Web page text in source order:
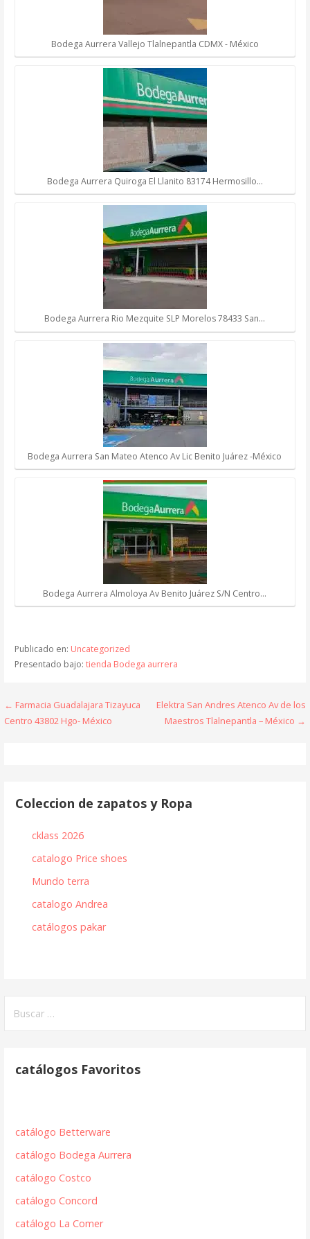
Bodega Aurrera Vallejo Tlalnepantla CDMX - México
Bodega Aurrera Quiroga El Llanito 83174 Hermosillo…
Bodega Aurrera Rio Mezquite SLP Morelos 78433 San…
Bodega Aurrera San Mateo Atenco Av Lic Benito Juárez -México
Bodega Aurrera Almoloya Av Benito Juárez S/N Centro…
Publicado en: Uncategorized
Presentado bajo: tienda Bodega aurrera
Navegación
← Farmacia Guadalajara Tizayuca
Centro 43802 Hgo- México
Elektra San Andres Atenco Av de los
Maestros Tlalnepantla – México →
Coleccion de zapatos y Ropa
cklass 2026
catalogo Price shoes
Mundo terra
catalogo Andrea
catálogos pakar
catálogos Favoritos
catálogo Betterware
catálogo Bodega Aurrera
catálogo Costco
catálogo Concord
catálogo La Comer